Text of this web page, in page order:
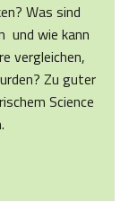
Was sind
und wie kann
vergleichen,
Zu guter
Science